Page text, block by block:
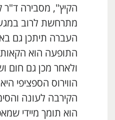
הקיץ", מסבירה ד"ר
מתרחשת לרוב
העברה תיתכן גם
התופעה הוא
ולאחר מכן גם חום
הווירוס הספציפי
הקירבה לעונה
הוא תומך מיידי